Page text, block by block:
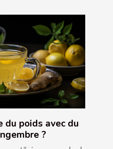
du poids avec du
?